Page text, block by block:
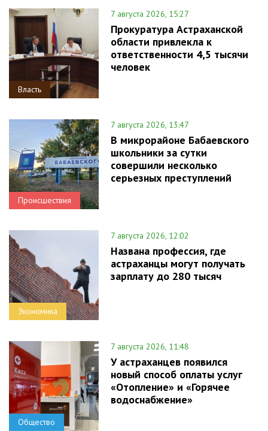
Власть
7 августа 2026, 15:27
Прокуратура Астраханской
области привлекла к
ответственности 4,5 тысячи
человек
Происшествия
7 августа 2026, 13:47
В микрорайоне Бабаевского
школьники за сутки
совершили несколько
серьезных преступлений
Экономика
7 августа 2026, 12:02
Названа профессия, где
астраханцы могут получать
зарплату до 280 тысяч
Общество
7 августа 2026, 11:48
У астраханцев появился
новый способ оплаты услуг
«Отопление» и «Горячее
водоснабжение»